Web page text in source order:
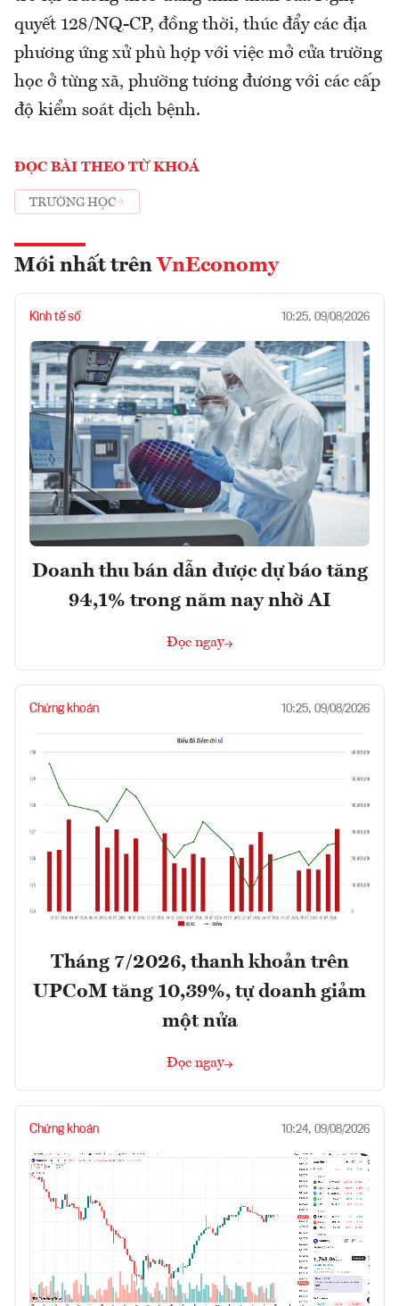
quyết 128/NQ-CP, đồng thời, thúc đẩy các địa
phương ứng xử phù hợp với việc mở cửa trường
học ở từng xã, phường tương đương với các cấp
độ kiểm soát dịch bệnh.
ĐỌC BÀI THEO TỪ KHOÁ
TRƯỜNG HỌC
Mới nhất trên VnEconomy
Kinh tế số 10:25, 09/08/2026
Doanh thu bán dẫn được dự báo tăng
94,1% trong năm nay nhờ AI
Đọc ngay
Chứng khoán 10:25, 09/08/2026
Tháng 7/2026, thanh khoản trên
UPCoM tăng 10,39%, tự doanh giảm
một nửa
Đọc ngay
Chứng khoán 10:24, 09/08/2026